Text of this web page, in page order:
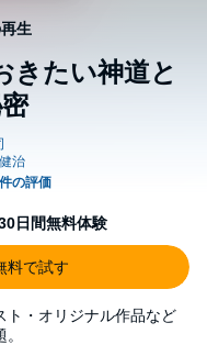
きたい神道と
生
日間無料体験
料で試す
ト・オリジナル作品など